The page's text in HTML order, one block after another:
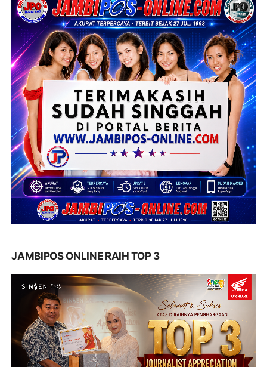
JAMBIPOS ONLINE RAIH TOP 3